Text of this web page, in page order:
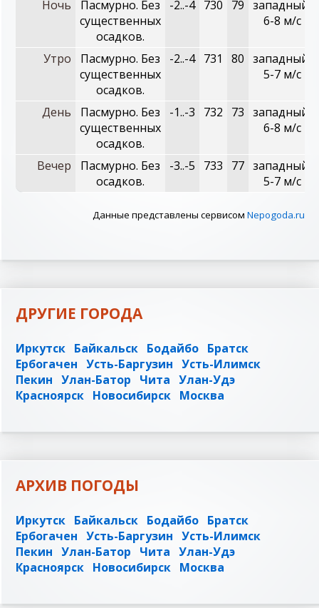
Ночь
Пасмурно. Без
существенных
осадков.
-2..-4 730 79 западный,
6-8 м/с
Утро
Пасмурно. Без
существенных
осадков.
-2..-4 731 80 западный,
5-7 м/с
День
Пасмурно. Без
существенных
осадков.
-1..-3 732 73 западный,
6-8 м/с
Вечер
Пасмурно. Без
осадков.
-3..-5 733 77 западный,
5-7 м/с
Данные представлены сервисом Nepogoda.ru
ДРУГИЕ ГОРОДА
Иркутск Байкальск Бодайбо Братск
Ербогачен Усть-Баргузин Усть-Илимск
Пекин Улан-Батор Чита Улан-Удэ
Красноярск Новосибирск Москва
АРХИВ ПОГОДЫ
Иркутск Байкальск Бодайбо Братск
Ербогачен Усть-Баргузин Усть-Илимск
Пекин Улан-Батор Чита Улан-Удэ
Красноярск Новосибирск Москва